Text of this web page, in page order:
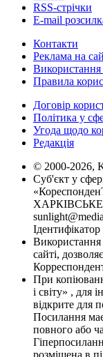
RSS-стрічки
E-mail
Контакти
Реклама на
Використання
Правила
Договір
Політика у
Угода щодо
Редакція
© 2000-2026,
Суб'єкт у
ХАРКІВСЬКЕ
Використання
сайті,
При
і світу» , для
відкрите для
Посилання
повного або
розміщена в